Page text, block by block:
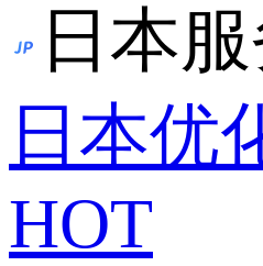
日本
日本优
HOT